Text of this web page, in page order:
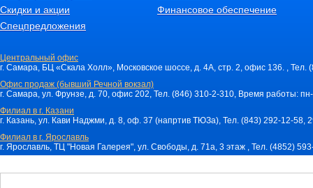
Скидки и акции
Спецпредложения
Финансовое обеспечение
Центральный офис
г. Самара, БЦ «Скала Холл», Московское шоссе, д. 4А, стр. 2, офис 136. ,
Офис продаж (бывший Речной вокзал)
г. Самара, ул. Фрунзе, д. 70, офис 202, Тел. (846) 310-2-310, Время работы:
Филиал в г. Казани
г. Казань, ул. Кави Наджми, д. 8, оф. 37 (напртив ТЮЗа), Тел. (843) 292-12-
Филиал в г. Ярославль
г. Ярославль, ТЦ "Новая Галерея", ул. Свободы, д. 71a, 3 этаж , Тел. (4852)